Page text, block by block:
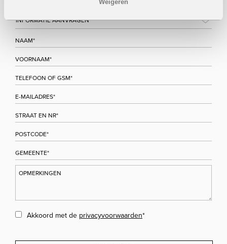
Weigeren
Akkoord met de privacyvoorwaarden*